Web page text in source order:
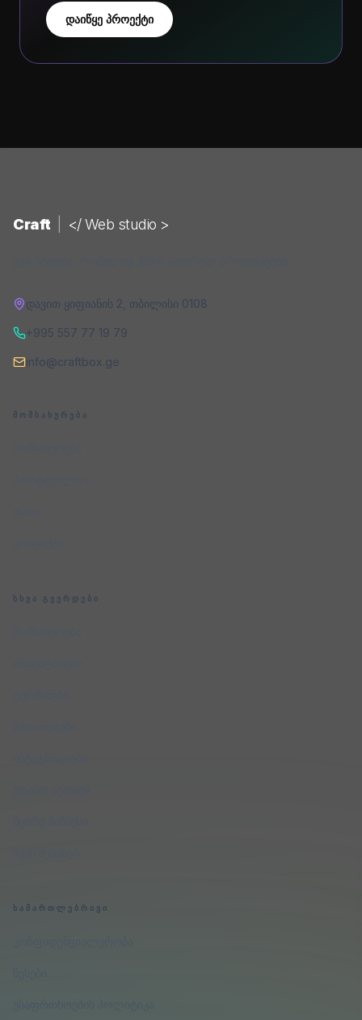
დაიწყე პროექტი
Craft </ Web studio >
დავით ყიფიანის 2 თბილისი 0108
+995 557 77 19 79
info@craftbox.ge
ᲛᲝᲛᲡᲐᲮᲣᲠᲔᲑᲐ
ᲡᲮᲕᲐ ᲒᲕᲔᲠᲓᲔᲑᲘ
ᲡᲐᲛᲐᲠᲗᲚᲔᲑᲠᲘᲕᲘ